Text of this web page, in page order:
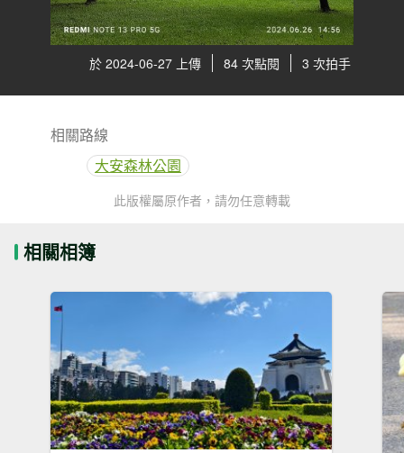
於 2024-06-27 上傳 84 次點閱 3 次拍手
相關路線
大安森林公園
此版權屬原作者，請勿任意轉載
相關相簿